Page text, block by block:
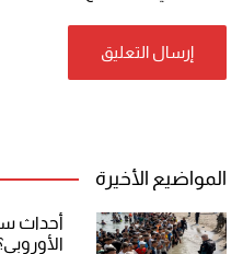
المواضيع الأخيرة
أحداث